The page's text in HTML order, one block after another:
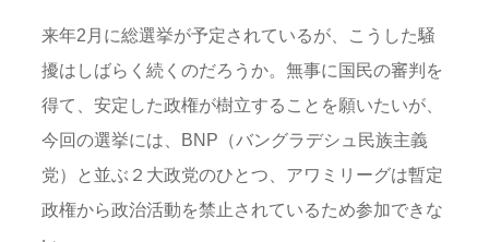
来年2月に総選挙が予定されているが、こうした騒
擾はしばらく続くのだろうか。無事に国民の審判を
得て、安定した政権が樹立することを願いたいが、
今回の選挙には、BNP（バングラデシュ民族主義
党）と並ぶ２大政党のひとつ、アワミリーグは暫定
政権から政治活動を禁止されているため参加できな